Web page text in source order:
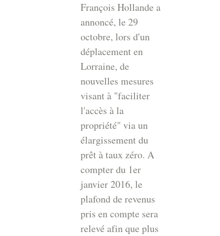
François Hollande a
annoncé, le 29
octobre, lors d'un
déplacement en
Lorraine, de
nouvelles mesures
visant à "faciliter
l'accès à la
propriété" via un
élargissement du
prêt à taux zéro. A
compter du 1er
janvier 2016, le
plafond de revenus
pris en compte sera
relevé afin que plus